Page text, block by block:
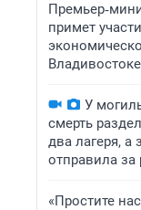
примет
Владивостоке
У
смерть
два лагеря, а
отправила за
«Простите